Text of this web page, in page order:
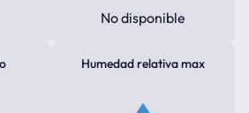
No disponible
Humedad relativa max